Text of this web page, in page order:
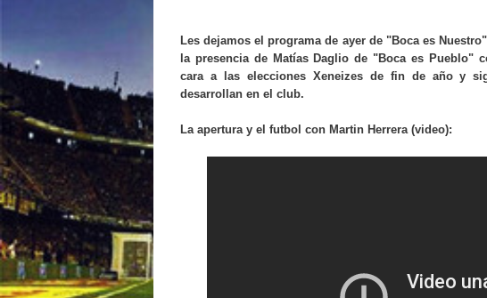
Les dejamos el programa de ayer de "Boca es
la presencia de Matías Daglio de "Boca es Pueblo"
cara a las elecciones Xeneizes de fin de año y
desarrollan en el club.
La apertura y el futbol con Martin Herrera (video):